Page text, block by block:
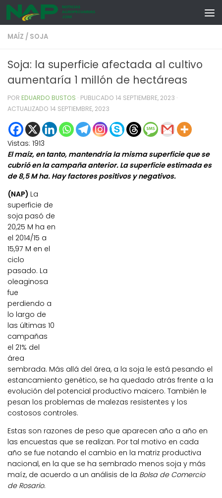
Skip to content
MAÍZ / SOJA
Soja: la superficie afectada al cultivo
aumentaría 1 millón de hectáreas
POR EDUARDO BUSTOS · PUBLICADO 14 SEPTIEMBRE, 2023 ·
ACTUALIZADO 14 SEPTIEMBRE, 2023
Vistas: 1913
El maíz, en tanto, mantendría la misma superficie que se
cubrió en la campaña anterior. La superficie estimada es
de 8,5 M ha. Hay factores positivos y negativos.
(NAP) La
superficie de
soja pasó de
20,25 M ha en
el 2014/15 a
15,97 M en el
ciclo
pasado. La
oleaginosa
fue
perdiendo a
lo largo de
las últimas 10
campañas
el 21% del
área
sembrada. Más allá del área, a la soja le está pesando el
estancamiento genético, se ha quedado atrás frente a la
evolución del potencial productivo maicero. También le
pesan los problemas de malezas resistentes y los
costosos controles.
Estas son razones de peso que aparecen año a año en
las encuestas que se realizan. Por tal motivo en cada
año se fue notando el cambio en la matriz productiva
nacional, en la que se ha sembrado menos soja y más
maíz, de acuerdo a un análisis de la Bolsa de Comercio
de Rosario.